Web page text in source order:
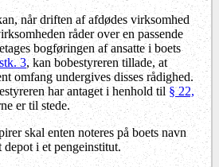
når driften af afdødes virksomhed
råder over en passende
bogføringen af ansatte i boets
3, kan bobestyreren tillade, at
omfang undergives disses rådighed.
har antaget i henhold til§ 22,
er til stede.
skal enten noteres på boets navn
i et pengeinstitut.